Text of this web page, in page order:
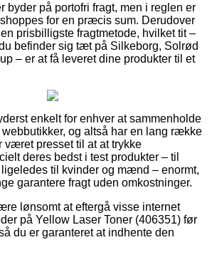
byder på portofri fragt, men i reglen er
for en præcis sum. Derudover
prisbilligste fragtmetode, hvilket tit –
befinder sig tæt på Silkeborg, Solrød
– er at få leveret dine produkter til et
enkelt for enhver at sammenholde
og altså har en lang række
været presset til at at trykke
deres bedst i test produkter – til
til kvinder og mænd – enormt,
garantere fragt uden omkostninger.
lønsomt at eftergå visse internet
på Yellow Laser Toner (406351) før
du er garanteret at indhente den